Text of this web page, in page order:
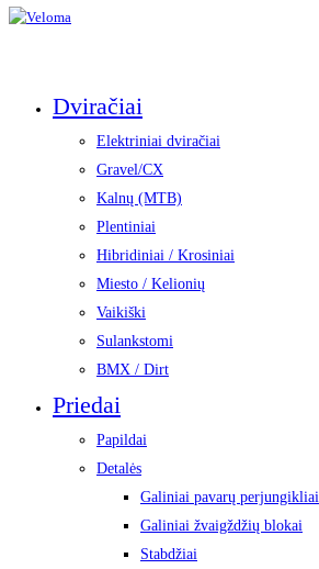
Dviračiai
Elektriniai dviračiai
Gravel/CX
Kalnų (MTB)
Plentiniai
Hibridiniai / Krosiniai
Miesto / Kelionių
Vaikiški
Sulankstomi
BMX / Dirt
Priedai
Papildai
Detalės
Galiniai pavarų perjungikliai
Galiniai žvaigždžių blokai
Stabdžiai